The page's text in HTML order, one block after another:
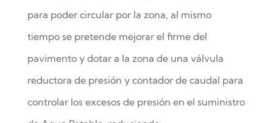
para poder circular por la zona, al mismo
tiempo se pretende mejorar el firme del
pavimento y dotar a la zona de una válvula
reductora de presión y contador de caudal para
controlar los excesos de presión en el suministro